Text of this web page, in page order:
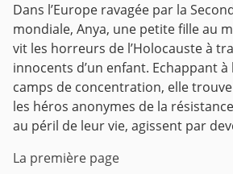
Dans l’Europe ravagée par la
mondiale, Anya, une petite fille au
vit les horreurs de l’Holocauste à
innocents d’un enfant. Echappant
camps de concentration, elle
les héros anonymes de la
au péril de leur vie, agissent par
La première page